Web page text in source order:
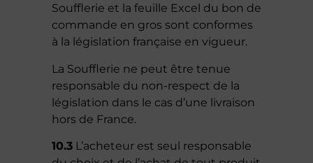
Soufflerie et la feuille Excel du bon de
commande en gros sont conformes
à la législation française en vigueur.
La Soufflerie ne peut être tenue
responsable du non-respect de la
législation dans le cas d’une livraison
hors de France.
10.3 L’acheteur est seul responsable